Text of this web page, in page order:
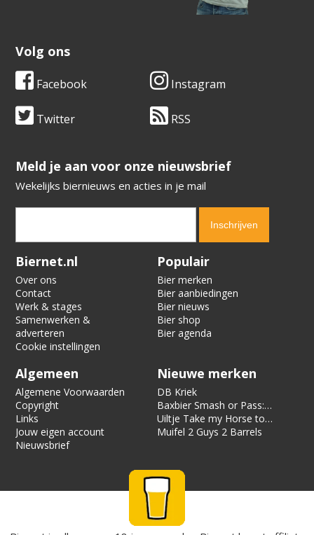
Volg ons
Facebook Instagram
Twitter RSS
​​​​​​​Meld je aan voor onze nieuwsbrief
Wekelijks biernieuws en acties in je mail
Verification code:
Biernet.nl
Over ons
Contact
Werk & stages
Samenwerken &
adverteren
Cookie instellingen
Populair
Bier merken
Bier aanbiedingen
Bier nieuws
Bier shop
Bier agenda
Algemeen
Algemene Voorwaarden
Copyright
Links
Jouw eigen account
Nieuwsbrief
Nieuwe merken
DB Kriek
Baxbier Smash or Pass:
Strata
Uiltje Take my Horse to
the Hotel Room
Muifel 2 Guys 2 Barrels